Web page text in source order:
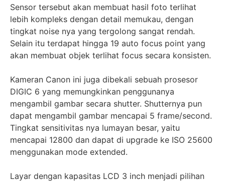
Sensor tersebut akan membuat hasil foto terlihat
lebih kompleks dengan detail memukau, dengan
tingkat noise nya yang tergolong sangat rendah.
Selain itu terdapat hingga 19 auto focus point yang
akan membuat objek terlihat focus secara konsisten.
Kameran Canon ini juga dibekali sebuah prosesor
DIGIC 6 yang memungkinkan penggunanya
mengambil gambar secara shutter. Shutternya pun
dapat mengambil gambar mencapai 5 frame/second.
Tingkat sensitivitas nya lumayan besar, yaitu
mencapai 12800 dan dapat di upgrade ke ISO 25600
menggunakan mode extended.
Layar dengan kapasitas LCD 3 inch menjadi pilihan